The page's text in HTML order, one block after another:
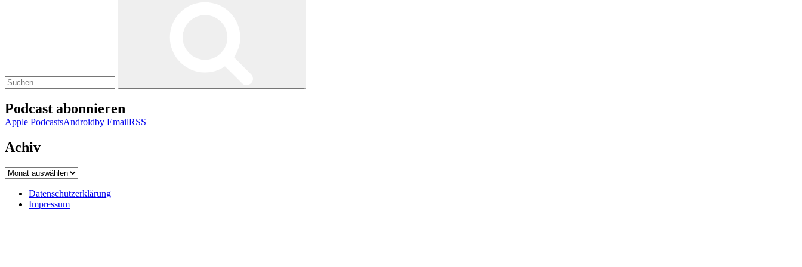
Podcast abonnieren
Apple PodcastsAndroidby EmailRSS
Achiv
Achiv
Datenschutzerklärung
Impressum